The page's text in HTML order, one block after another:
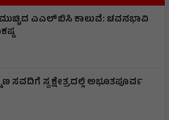
ಎಎಲ್‌ಬಿಸಿ ಕಾಲುವೆ: ಚವನಭಾವಿ
ಸವದಿಗೆ ಸ್ವಕ್ಷೇತ್ರದಲ್ಲಿ ಅಭೂತಪೂರ್ವ